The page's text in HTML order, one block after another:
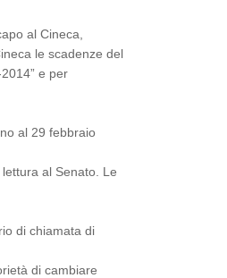
al Cineca,
le scadenze del
e per
al 29 febbraio
al Senato. Le
di chiamata di
di cambiare